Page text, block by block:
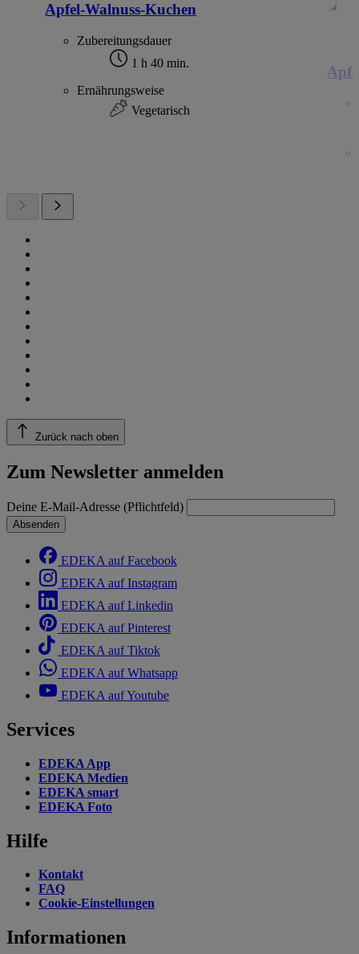
Apfel-Walnuss-Kuchen
Zubereitungsdauer
1 h 40 min.
Ernährungsweise
Vegetarisch
Zurück nach oben
Zum Newsletter anmelden
Deine E-Mail-Adresse (Pflichtfeld)
Absenden
EDEKA auf Facebook
EDEKA auf Instagram
EDEKA auf Linkedin
EDEKA auf Pinterest
EDEKA auf Tiktok
EDEKA auf Whatsapp
EDEKA auf Youtube
Services
EDEKA App
EDEKA Medien
EDEKA smart
EDEKA Foto
Hilfe
Kontakt
FAQ
Cookie-Einstellungen
Informationen